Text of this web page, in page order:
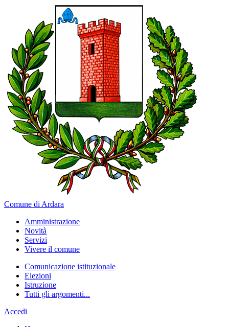
Comune di Ardara
Amministrazione
Novità
Servizi
Vivere il comune
Comunicazione istituzionale
Elezioni
Istruzione
Tutti gli argomenti...
Accedi